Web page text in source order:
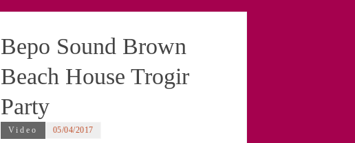
Bepo Sound Brown
Beach House Trogir
Party
Video 05/04/2017